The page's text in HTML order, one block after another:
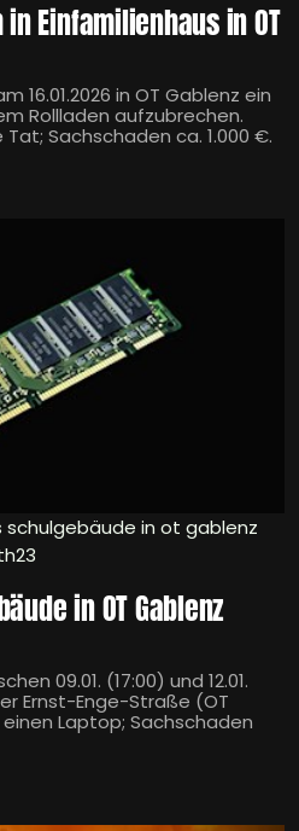
Einfamilienhaus in OT
16.01.2026 in OT Gablenz ein
Rollladen aufzubrechen.
Sachschaden ca. 1.000 €.
in ot gablenz
in OT Gablenz
09.01. (17:00) und 12.01.
Ernst-Enge-Straße (OT
Laptop; Sachschaden